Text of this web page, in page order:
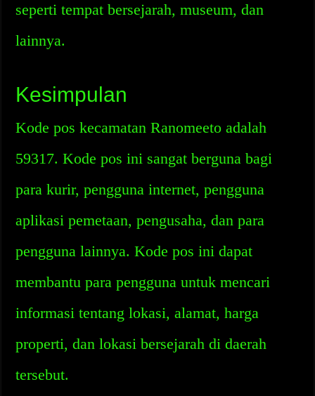
seperti tempat bersejarah, museum, dan
lainnya.
Kesimpulan
Kode pos kecamatan Ranomeeto adalah
59317. Kode pos ini sangat berguna bagi
para kurir, pengguna internet, pengguna
aplikasi pemetaan, pengusaha, dan para
pengguna lainnya. Kode pos ini dapat
membantu para pengguna untuk mencari
informasi tentang lokasi, alamat, harga
properti, dan lokasi bersejarah di daerah
tersebut.